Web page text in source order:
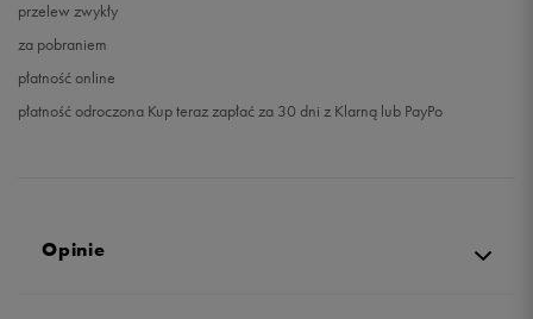
przelew zwykły
za pobraniem
płatność online
płatność odroczona Kup teraz zapłać za 30 dni z Klarną lub PayPo
Opinie